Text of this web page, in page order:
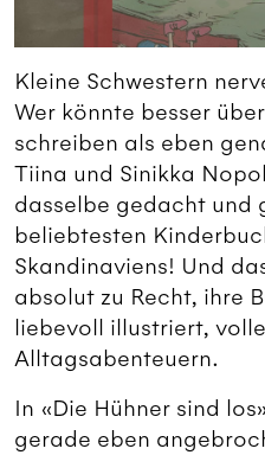
Kleine Schwestern
Wer könnte besser
schreiben als eben
Tiina und Sinikka
dasselbe gedacht und
beliebtesten
Skandinaviens! Und
absolut zu Recht, ihre
liebevoll illustriert,
Alltagsabenteuern.
In «Die Hühner sind
gerade eben